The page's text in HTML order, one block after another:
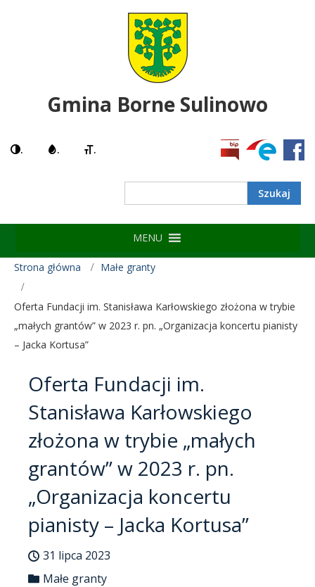
Gmina Borne Sulinowo
. . .
MENU
Strona główna Małe granty
Oferta Fundacji im. Stanisława Karłowskiego złożona w trybie
„małych grantów” w 2023 r. pn. „Organizacja koncertu pianisty
– Jacka Kortusa”
Oferta Fundacji im.
Stanisława Karłowskiego
złożona w trybie „małych
grantów” w 2023 r. pn.
„Organizacja koncertu
pianisty – Jacka Kortusa”
31 lipca 2023
Małe granty